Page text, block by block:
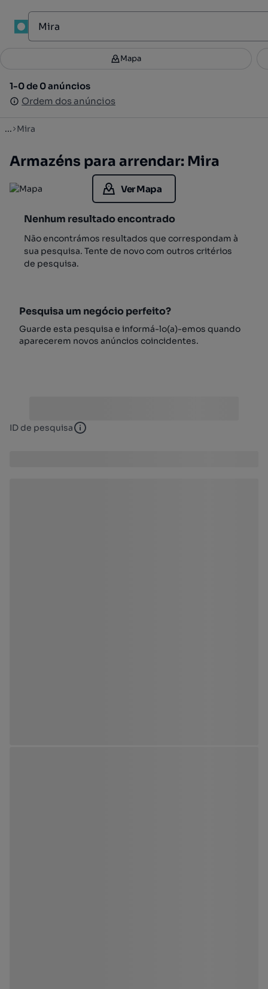
Filtros 3
1-0 de 0 anúncios
Ordem dos anúncios
Mapa
1-0 de 0 anúncios
Ordem dos anúncios
... Mira
Armazéns para arrendar: Mira
Ver Mapa
Nenhum resultado encontrado
Não encontrámos resultados que correspondam à
sua pesquisa. Tente de novo com outros critérios
de pesquisa.
Pesquisa um negócio perfeito?
Guarde esta pesquisa e informá-lo(a)-emos quando
aparecerem novos anúncios coincidentes.
ID de pesquisa ID de pesquisa